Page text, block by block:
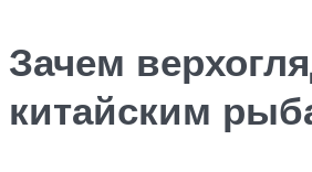
Зачем
китайским